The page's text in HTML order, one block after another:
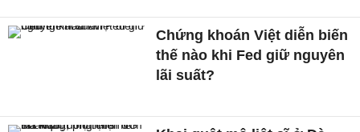
Chứng khoán Việt diễn biến
thế nào khi Fed giữ nguyên
lãi suất?